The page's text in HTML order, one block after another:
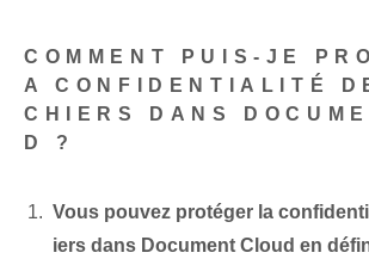
COMMENT PUIS-JE
A CONFIDENTIALITÉ
CHIERS DANS
D ?
Vous pouvez protéger la
iers dans Document Cloud en